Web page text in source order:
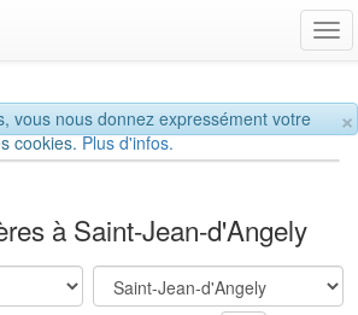
×
vous nous donnez expressément votre
cookies.Plus d'infos.
à Saint-Jean-d'Angely